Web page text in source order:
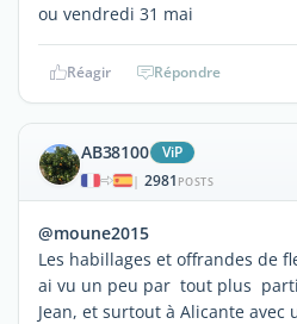
ou vendredi 31 mai
Réagir Répondre
AB38100 ViP
| 2981 POSTS
@moune2015
Les habillages et offrandes de
ai vu un peu par tout plus
Jean, et surtout à Alicante avec